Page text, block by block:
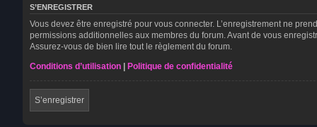
S’ENREGISTRER
Vous devez être enregistré pour vous connecter. L’enregistrement ne
permissions additionnelles aux membres du forum. Avant de vous
Assurez-vous de bien lire tout le règlement du forum.
Conditions d’utilisation | Politique de confidentialité
S’enregistrer